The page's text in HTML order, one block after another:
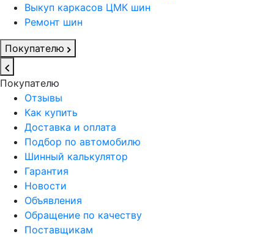
Выкуп каркасов ЦМК шин
Ремонт шин
Покупателю
Покупателю
Отзывы
Как купить
Доставка и оплата
Подбор по автомобилю
Шинный калькулятор
Гарантия
Новости
Объявления
Обращение по качеству
Поставщикам